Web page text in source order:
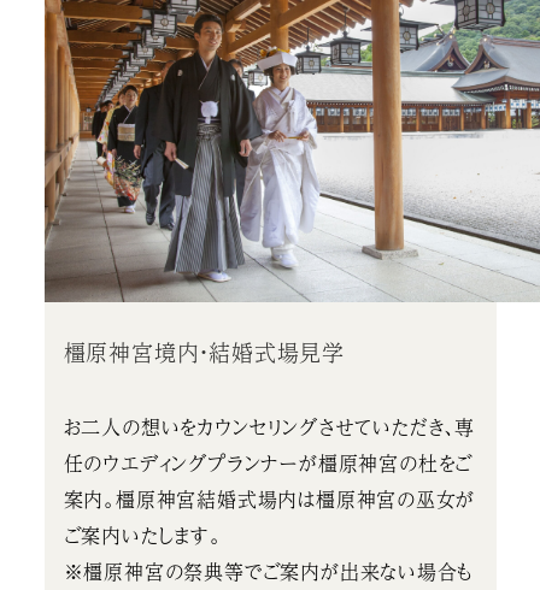
橿原神宮境内・結婚式場見学
お二人の想いをカウンセリングさせていただき、専
任のウエディングプランナーが橿原神宮の杜をご
案内。橿原神宮結婚式場内は橿原神宮の巫女が
ご案内いたします。
※橿原神宮の祭典等でご案内が出来ない場合も